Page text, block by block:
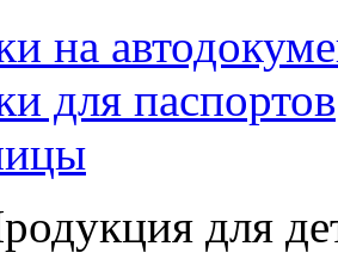
на
для паспортов
для